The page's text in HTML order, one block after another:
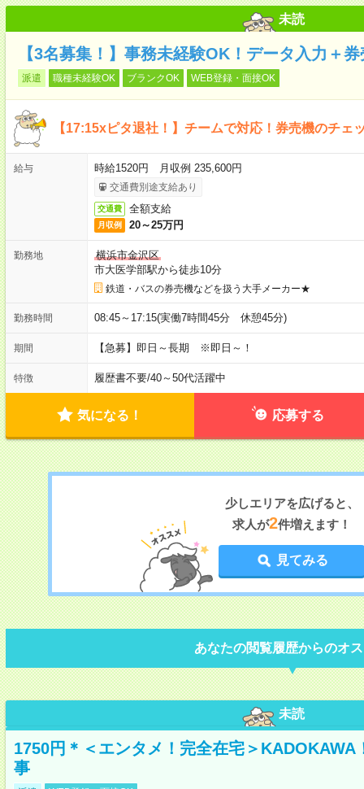
未読
【3名募集！】事務未経験OK！データ入力＋
派遣 職種未経験OK ブランクOK WEB登録・面接OK
【17:15xピタ退社！】チームで対応！券売機のチェ
給与 時給1520円 月収例 235,600円
交通費別途支給あり
交通費 全額支給
月収例 20～25万円
勤務地
横浜市金沢区
市大医学部駅から徒歩10分
鉄道・バスの券売機などを扱う大手メーカー★
勤務時間 08:45～17:15(実働7時間45分 休憩45分)
期間 【急募】即日～長期 ※即日～！
特徴 履歴書不要/40～50代活躍中
気になる！ 応募する
少しエリアを広げると、
求人が2件増えます！
見てみる
あなたの閲覧履歴からのオ
未読
1750円＊＜エンタメ！完全在宅＞KADOKAWA
事